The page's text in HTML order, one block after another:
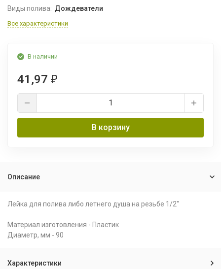
Виды полива: Дождеватели
Все характеристики
В наличии
41,97 ₽
В корзину
Описание
Лейка для полива либо летнего душа на резьбе 1/2"
Материал изготовления - Пластик
Диаметр, мм - 90
Характеристики